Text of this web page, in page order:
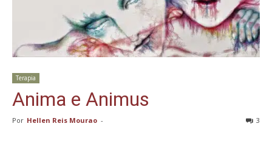
Terapia
Anima e Animus
Por Hellen Reis Mourao - 3